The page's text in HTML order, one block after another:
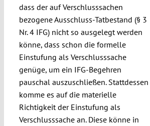
dass der auf Verschlusssachen
bezogene Ausschluss-Tatbestand (§ 3
Nr. 4 IFG) nicht so ausgelegt werden
könne, dass schon die formelle
Einstufung als Verschlusssache
genüge, um ein IFG-Begehren
pauschal auszuschließen. Stattdessen
komme es auf die materielle
Richtigkeit der Einstufung als
Verschlusssache an. Diese könne in